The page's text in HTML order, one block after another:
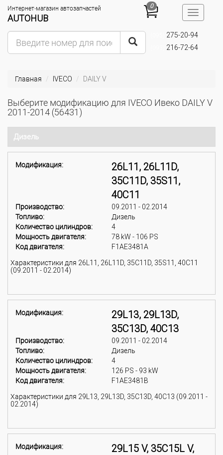
Toggle
0
Интернет-магазин автозапчастей
AUTOHUB
275-20-94
216-72-64
Главная IVECO DAILY V
Выберите модификацию для IVECO Ивеко DAILY V
2011-2014 (56431)
Дизель
Модификация:
26L11, 26L11D,
35C11D, 35S11,
40C11
Производство:
09.2011 - 02.2014
Топливо:
Дизель
Количество цилиндров:
4
Мощность двигателя:
78 kW - 106 PS
Код двигателя:
F1AE3481A
Характеристики для 26L11, 26L11D, 35C11D, 35S11, 40C11
(09.2011 - 02.2014)
Модификация:
29L13, 29L13D,
35C13D, 40C13
Производство:
09.2011 - 02.2014
Топливо:
Дизель
Количество цилиндров:
4
Мощность двигателя:
126 PS - 93 kW
Код двигателя:
F1AE3481B
Характеристики для 29L13, 29L13D, 35C13D, 40C13 (09.2011 -
02.2014)
Модификация:
29L15 V, 35C15L V,